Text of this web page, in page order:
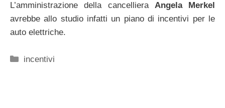
L’amministrazione della cancelliera Angela Merkel
avrebbe allo studio infatti un piano di incentivi per le
auto elettriche.
Categorie
incentivi